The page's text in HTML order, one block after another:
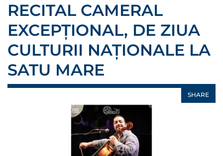
RECITAL CAMERAL
EXCEPȚIONAL, DE ZIUA
CULTURII NAȚIONALE LA
SATU MARE
SHARE